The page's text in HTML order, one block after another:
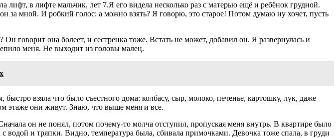
в лифте мальчик, лет 7.Я его видела несколько раз с матерью ещё и ребёнок грудной.
мной. И робкий голос: а можно взять? Я говорю, это старое! Потом думаю ну хочет, пусть
говорит она болеет, и сестренка тоже. Встать не может, добавил он. Я развернулась и
меня. Не выходит из головы малец.
взяла что было съестного дома: колбасу, сыр, молоко, печенье, картошку, лук, даже
этаже они живут. Знаю, что выше меня и все.
он не понял, потом почему-то молча отступил, пропуская меня внутрь. В квартире было
водой и тряпки. Видно, температура была, сбивала примочками. Девочка тоже спала, в груди